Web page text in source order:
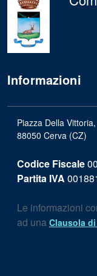
Informazioni
Piazza Della
88050 Cerva (CZ)
Codice Fiscale
Partita IVA
Le informazioni
ad una Clausola